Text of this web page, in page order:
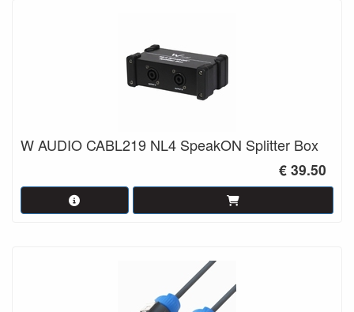
W AUDIO CABL219 NL4 SpeakON Splitter Box
€ 39.50